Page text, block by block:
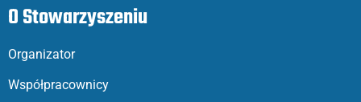
O Stowarzyszeniu
Organizator
Współpracownicy